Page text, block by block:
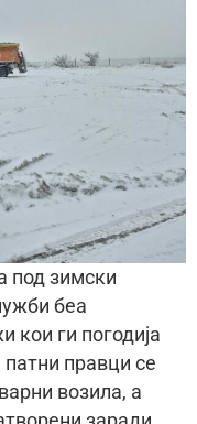
под зимски
беа
кои ги погодија
правци се
возила, а